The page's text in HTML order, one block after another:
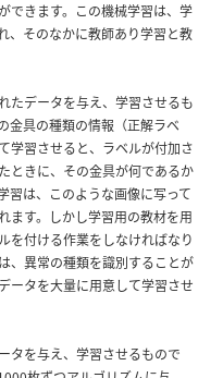
できます。この機械学習は、学
、そのなかに教師あり学習と教
たデータを与え、学習させるも
金具の種類の情報（正解ラベ
学習させると、ラベルが付加さ
ときに、その金具が何であるか
習は、このような画像に写って
ます。しかし学習用の教材を用
を付ける作業をしなければなり
、異常の種類を識別することが
ータを大量に用意して学習させ
タを与え、学習させるもので